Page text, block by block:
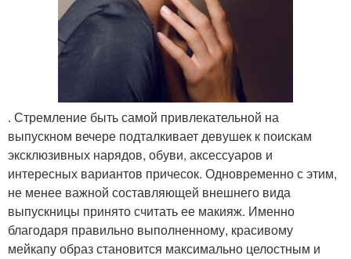
. Стремление быть самой привлекательной на
выпускном вечере подталкивает девушек к поискам
эксклюзивных нарядов, обуви, аксессуаров и
интересных вариантов причесок. Одновременно с этим,
не менее важной составляющей внешнего вида
выпускницы принято считать ее макияж. Именно
благодаря правильно выполненному, красивому
мейкапу образ становится максимально целостным и